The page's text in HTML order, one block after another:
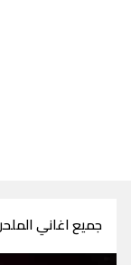
جميع اغاني الملحن